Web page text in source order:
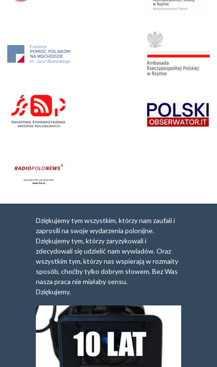
Dziękujemy tym wszystkim, którzy nam zaufali i
zaprosili na swoje wydarzenia polonijne.
Dziękujemy tym, którzy zaryzykowali i
zdecydowali się udzielić nam wywiadów. Oraz
wszystkim tym, którzy nas wspierają w rozmaity
sposób, choćby tylko dobrym słowem. Bez Was
nasza praca nie miałaby sensu.
Dziękujemy.